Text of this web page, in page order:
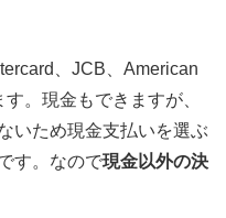
、JCB、American
。現金もできますが、
いため現金支払いを選ぶ
す。なので現金以外の決